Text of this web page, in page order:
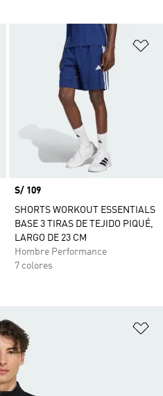
Añadir a la lista de deseos
Precio
S/ 109
SHORTS WORKOUT ESSENTIALS
BASE 3 TIRAS DE TEJIDO PIQUÉ,
LARGO DE 23 CM
Hombre Performance
7 colores